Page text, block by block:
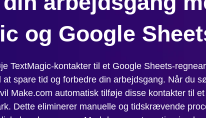
og Google
TextMagic-kontakter til et Google Sheets-
spare tid og forbedre din arbejdsgang. Når du
Make.com automatisk tilføje disse kontakter til
Dette eliminerer manuelle og tidskrævende